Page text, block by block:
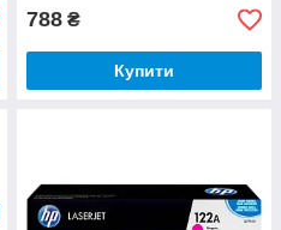
788 ₴
Купити